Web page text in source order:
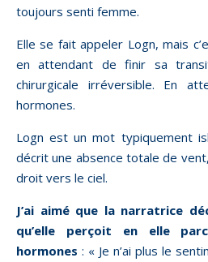
toujours senti femme.
Elle se fait appeler Logn, mais
en attendant de finir sa
chirurgicale irréversible. En
hormones.
Logn est un mot typiquement
décrit une absence totale de
droit vers le ciel.
J’ai aimé que la narratrice
qu’elle perçoit en elle
hormones : « Je n’ai plus le